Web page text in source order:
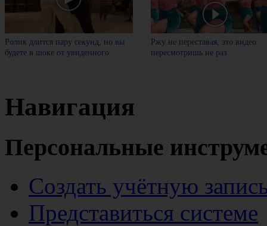
Ролик длится пару секунд, но вы
будете в шоке от увиденного
Ржу не переставая, это видео
пересмотришь не раз
Навигация
Персональные
Создать учётную
Представиться системе